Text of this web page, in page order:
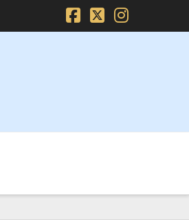
Facebook
X